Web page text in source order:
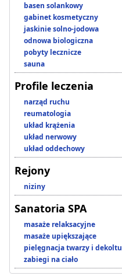
basen solankowy
gabinet kosmetyczny
jaskinie solno-jodowa
odnowa biologiczna
pobyty lecznicze
sauna
Profile leczenia
narząd ruchu
reumatologia
układ krążenia
układ nerwowy
układ oddechowy
Rejony
niziny
Sanatoria SPA
masaże relaksacyjne
masaże upiększające
pielęgnacja twarzy i dekoltu
zabiegi na ciało